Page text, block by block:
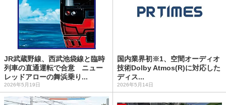
JR武蔵野線、西武池袋線と臨時
列車の直通運転で合意 ニュー
レッドアローの舞浜乗り...
2026年5月19日
国内業界初※1、空間オーディオ
技術Dolby Atmos(R)︎に対応した
ディス...
2026年5月14日